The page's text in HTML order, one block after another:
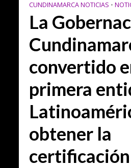
CUNDINAMARCA NOTICIAS •
La
convertido
primera
obtener la